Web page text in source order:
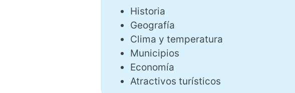
Historia
Geografía
Clima y temperatura
Municipios
Economía
Atractivos turísticos